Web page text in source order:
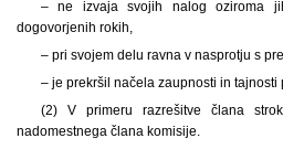
– ne izvaja svojih nalog oziroma
dogovorjenih rokih,
– pri svojem delu ravna v nasprotju s
– je prekršil načela zaupnosti in tajnosti
(2) V primeru razrešitve člana
nadomestnega člana komisije.